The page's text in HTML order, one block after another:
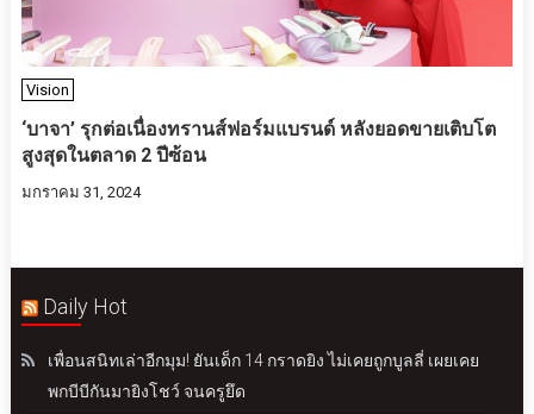
Vision
‘บาจา’ รุกต่อเนื่องทรานส์ฟอร์มแบรนด์ หลังยอดขายเติบโต
สูงสุดในตลาด 2 ปีซ้อน
มกราคม 31, 2024
Daily Hot
เพื่อนสนิทเล่าอีกมุม! ยันเด็ก 14 กราดยิง ไม่เคยถูกบูลลี่ เผยเคย
พกบีบีกันมายิงโชว์ จนครูยึด